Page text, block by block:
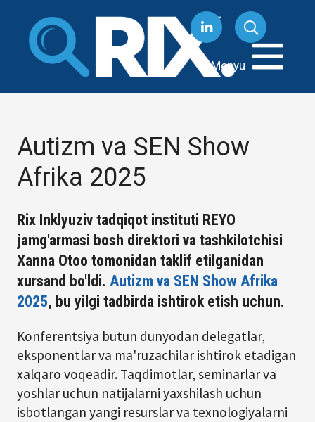
Menyu
Autizm va SEN Show
Afrika 2025
Rix Inklyuziv tadqiqot instituti REYO
jamg'armasi bosh direktori va tashkilotchisi
Xanna Otoo tomonidan taklif etilganidan
xursand bo'ldi. Autizm va SEN Show Afrika
2025, bu yilgi tadbirda ishtirok etish uchun.
Konferentsiya butun dunyodan delegatlar,
eksponentlar va ma'ruzachilar ishtirok etadigan
xalqaro voqeadir. Taqdimotlar, seminarlar va
yoshlar uchun natijalarni yaxshilash uchun
isbotlangan yangi resurslar va texnologiyalarni